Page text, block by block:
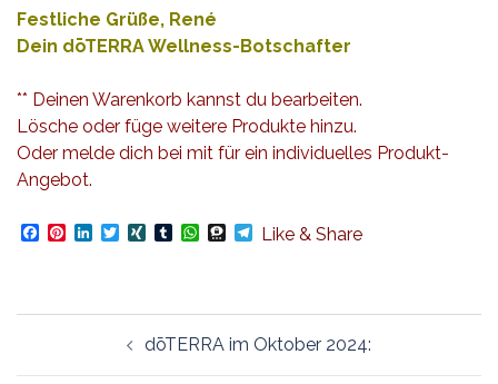
Festliche Grüße, René
Dein dōTERRA Wellness-Botschafter
** Deinen Warenkorb kannst du bearbeiten.
Lösche oder füge weitere Produkte hinzu.
Oder melde dich bei mit für ein individuelles Produkt-
Angebot.
Facebook
Pinterest
LinkedIn
TwitterXINGTumblrWhatsApp
Threema
Telegram
Like & Share
dōTERRA im Oktober 2024: